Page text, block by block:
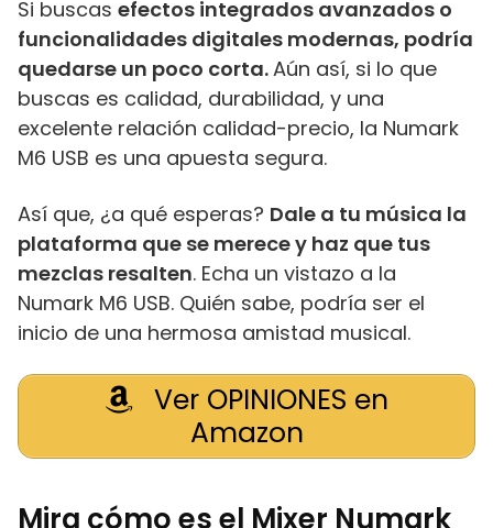
Si buscas efectos integrados avanzados o
funcionalidades digitales modernas, podría
quedarse un poco corta.Aún así, si lo que
buscas es calidad, durabilidad, y una
excelente relación calidad-precio, la Numark
M6 USB es una apuesta segura.
Así que, ¿a qué esperas? Dale a tu música la
plataforma que se merece y haz que tus
mezclas resalten. Echa un vistazo a la
Numark M6 USB. Quién sabe, podría ser el
inicio de una hermosa amistad musical.
Ver OPINIONES en
Amazon
Mira cómo es el Mixer Numark